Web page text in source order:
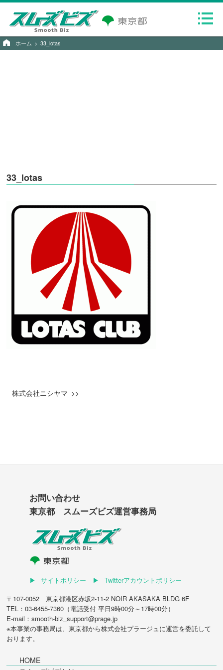
ホーム 33_lotas
33_lotas
株式会社ニシヤマ
お問い合わせ
東京都 スムーズビズ運営事務局
サイトポリシー
Twitterアカウントポリシー
〒107-0052 東京都港区赤坂2-11-2 NOIR AKASAKA BLDG 6F
TEL：03-6455-7360（電話受付 平日9時00分～17時00分）
E-mail：smooth-biz_support@prage.jp
※本事業の事務局は、東京都から株式会社プラージュに運営を委託して
おります。
HOME